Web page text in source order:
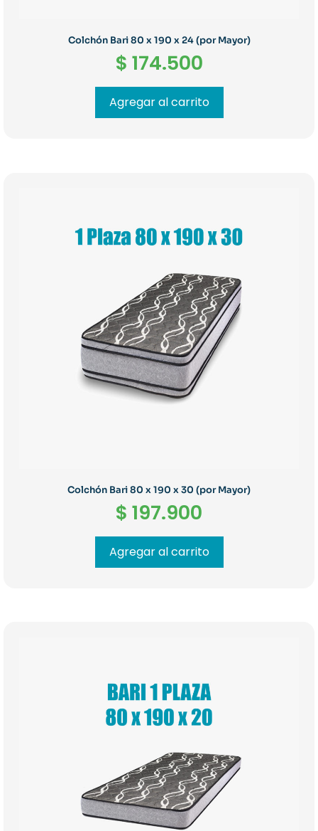
Colchón Bari 80 x 190 x 24 (por Mayor)
$ 174.500
Agregar al carrito
Colchón Bari 80 x 190 x 30 (por Mayor)
$ 197.900
Agregar al carrito